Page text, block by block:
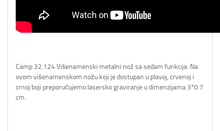
Camp 32.124 Višenamenski metalni nož sa sedam funkcija. Na
ovom višenamenskom nožu koji je dostupan u plavoj, crvenoj i
crnoj boji preporučujemo lasersko graviranje u dimenzijama 3*0.7
cm.